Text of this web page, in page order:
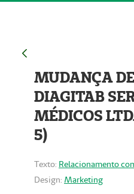
MUDANÇA
DIAGITAB
MÉDICOS
5)
Texto: Relacionamento
Design: Marketing